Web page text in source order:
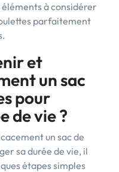
à considérer
parfaitement
et
un sac
pour
de vie ?
un sac de
sa durée de vie, il
étapes simples